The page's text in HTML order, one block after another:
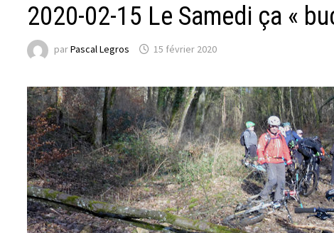
2020-02-15 Le Samedi ça «
parPascal Legros 15 février 2020